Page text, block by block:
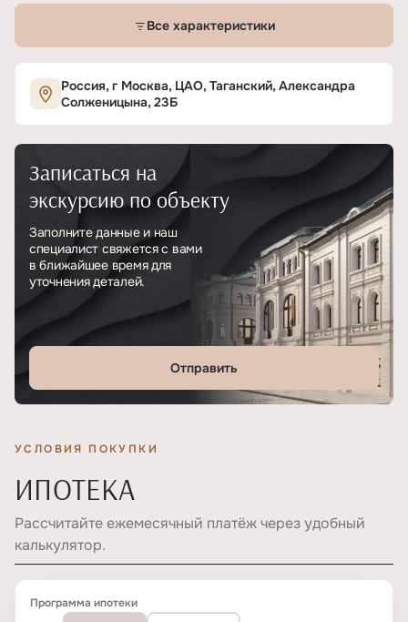
Все характеристики
Характеристики ЖК «Магнум Соло»
ТипЖК
Этажность
Россия, г Москва, ЦАО, Таганский, Александра
Солженицына, 23Б
Записаться на
экскурсию по объекту
Заполните данные и наш
специалист свяжется с вами
в ближайшее время для
уточнения деталей.
Отправить
УСЛОВИЯ ПОКУПКИ
ИПОТЕКА
Рассчитайте ежемесячный платёж через удобный
калькулятор.
Программа ипотеки